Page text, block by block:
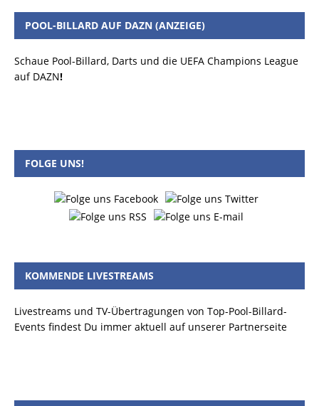
POOL-BILLARD AUF DAZN (ANZEIGE)
Schaue Pool-Billard, Darts und die UEFA Champions League
auf DAZN!
FOLGE UNS!
KOMMENDE LIVESTREAMS
Livestreams und TV-Übertragungen von Top-Pool-Billard-
Events findest Du immer aktuell auf unserer Partnerseite